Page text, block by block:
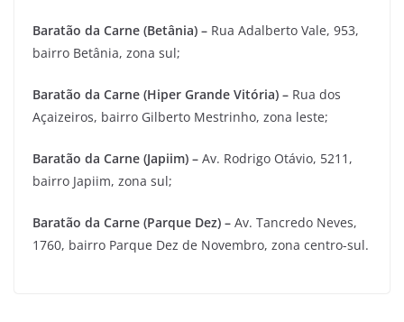
Baratão da Carne (Betânia) – Rua Adalberto Vale, 953,
bairro Betânia, zona sul;
Baratão da Carne (Hiper Grande Vitória) – Rua dos
Açaizeiros, bairro Gilberto Mestrinho, zona leste;
Baratão da Carne (Japiim) – Av. Rodrigo Otávio, 5211,
bairro Japiim, zona sul;
Baratão da Carne (Parque Dez) – Av. Tancredo Neves,
1760, bairro Parque Dez de Novembro, zona centro-sul.